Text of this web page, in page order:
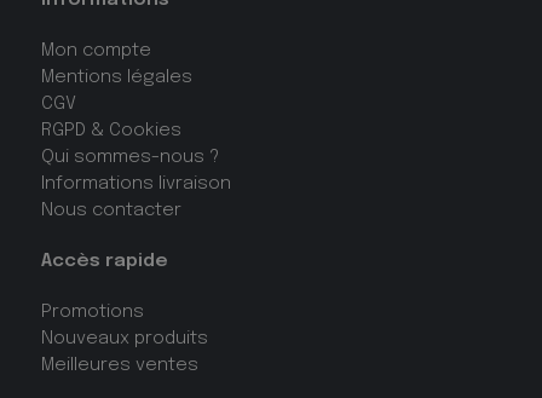
Mon compte
Mentions légales
CGV
RGPD & Cookies
Qui sommes-nous ?
Informations livraison
Nous contacter
Accès rapide
Promotions
Nouveaux produits
Meilleures ventes